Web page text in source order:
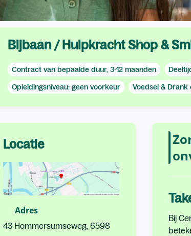
Bijbaan / Hulpkracht Shop &
Contract van bepaalde duur, 3-12 maanden
Opleidingsniveau: geen voorkeur Voedsel & Drank
Bij
Locatie
Locatie
Adres
43 Hommersumseweg, 6598